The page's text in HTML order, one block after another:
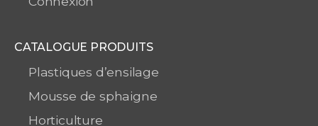
CATALOGUE PRODUITS
Plastiques d’ensilage
Mousse de sphaigne
Horticulture